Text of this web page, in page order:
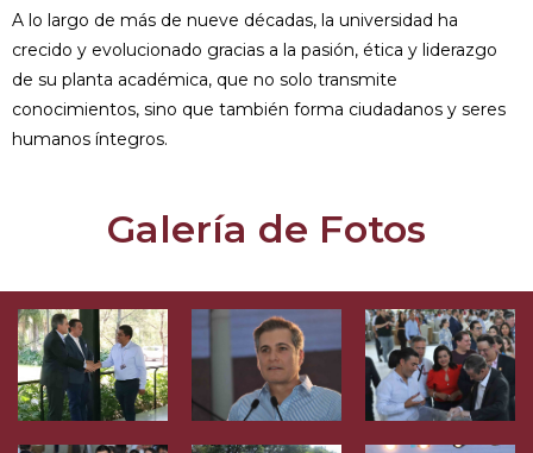
A lo largo de más de nueve décadas, la universidad ha
crecido y evolucionado gracias a la pasión, ética y liderazgo
de su planta académica, que no solo transmite
conocimientos, sino que también forma ciudadanos y seres
humanos íntegros.
Galería de Fotos